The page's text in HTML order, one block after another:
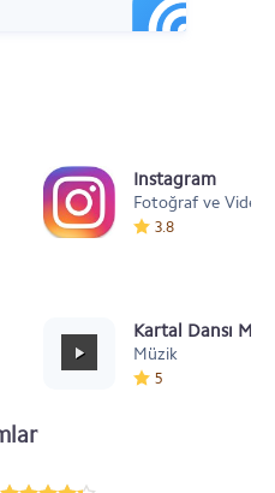
Instagram
Fotoğraf ve Video
3.8
Kartal Dansı
Müzik
5